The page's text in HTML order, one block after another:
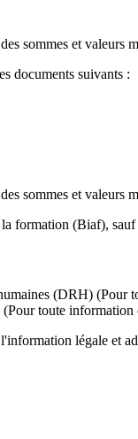
sommes et valeurs
documents suivants :
sommes et valeurs
formation (Biaf),
(DRH) (Pour
(Pour toute information
légale et